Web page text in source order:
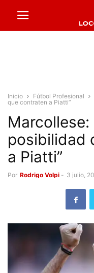
Inicio Fútbol Profesional
que contraten a Piatti”
Marcollese:
posibilidad
a Piatti”
Por Rodrigo Volpi - 3 julio,